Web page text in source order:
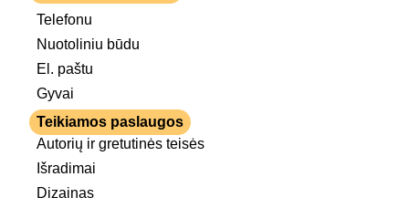
Telefonu
Nuotoliniu būdu
El. paštu
Gyvai
Teikiamos paslaugos
Autorių ir gretutinės teisės
Išradimai
Dizainas